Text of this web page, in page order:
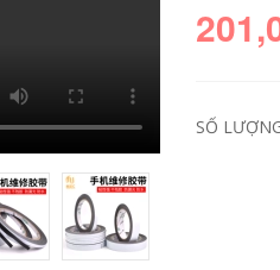
SỐ